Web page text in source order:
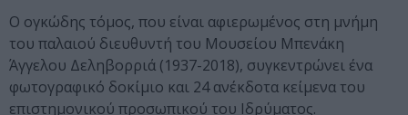
Ο ογκώδης τόμος, που είναι αφιερωμένος στη μνήμη
του παλαιού διευθυντή του Μουσείου Μπενάκη
Άγγελου Δεληβορριά (1937-2018), συγκεντρώνει ένα
φωτογραφικό δοκίμιο και 24 ανέκδοτα κείμενα του
επιστημονικού προσωπικού του Ιδρύματος.